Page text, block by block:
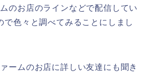
のお店のラインなどで配信してい
で色々と調べてみることにしまし
ームのお店に詳しい友達にも聞き